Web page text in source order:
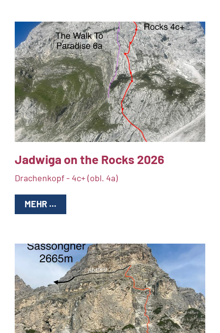
Jadwiga on the Rocks 2026
Drachenkopf - 4c+ (obl. 4a)
MEHR ...